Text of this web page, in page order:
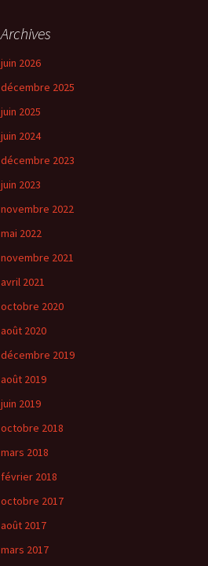
Archives
juin 2026
décembre 2025
juin 2025
juin 2024
décembre 2023
juin 2023
novembre 2022
mai 2022
novembre 2021
avril 2021
octobre 2020
août 2020
décembre 2019
août 2019
juin 2019
octobre 2018
mars 2018
février 2018
octobre 2017
août 2017
mars 2017